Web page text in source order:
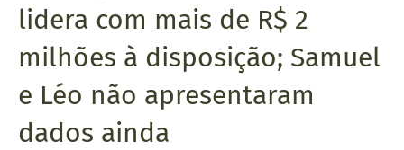
A
lidera com mais de R$ 2
milhões à disposição; Samuel
e Léo não apresentaram
dados ainda